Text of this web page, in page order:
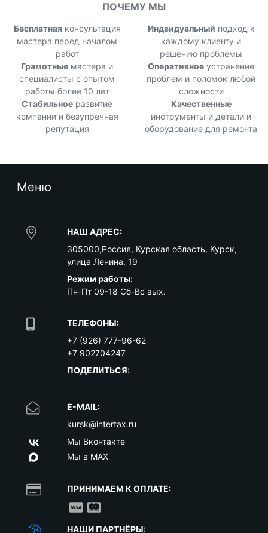
ПОЧЕМУ МЫ
Бесплатнаяконсультация
мастера перед началом
работ
Индвидуальный подход к
каждому клиенту и
решению проблемы
Грамотные мастера и
специалисты с опытом
работы более 10 лет
Оперативное устранение
проблем и поломок любой
сложности
Стабильное развитие
компании и безупречная
репутация
Качественные
инструменты и детали и
оборудование для ремонта
Меню
НАШ АДРЕС:
305000,Россия, Курская область, Курск,
улица Ленина, 19
Режим работы:
Пн-Пт 09-18 Сб-Вс вых.
ТЕЛЕФОНЫ:
+7 (926) 777-96-62
+7 902704247
ПОДЕЛИТЬСЯ:
E-MAIL:
kursk@intertax.ru
Мы Вконтакте
Мы в MAX
ПРИНИМАЕМ К ОПЛАТЕ:
НАШИ ПАРТНЁРЫ: